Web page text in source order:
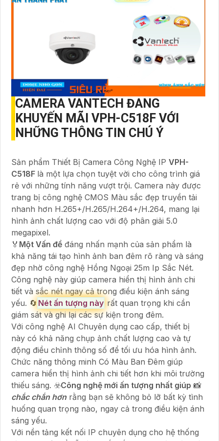
CAMERA VANTECH ĐANG
KHUYẾN MÃI VPH-C518F VỚI
NHỮNG THÔNG TIN CHÚ Ý
Sản phẩm Thiết Bị Camera Công Nghệ IP VPH-
C518F là một lựa chọn tuyệt vời cho công trình giá
rẻ với những tính năng vượt trội. Camera này được
trang bị công nghệ CMOS Màu sắc đẹp truyền tải
nhanh hơn H.265+/H.265/H.264+/H.264, mang lại
hình ảnh chất lượng cao với độ phân giải 5.0
megapixel.
️🏅️ Một Vấn đề đáng nhấn mạnh của sản phẩm là
khả năng tái tạo hình ảnh ban đêm rõ ràng và sáng
đẹp nhờ công nghệ Hồng Ngoại 25m Ip Sắc Nét.
Công nghệ này giúp camera hiển thị hình ảnh chi
tiết và sắc nét ngay cả trong điều kiện ánh sáng
yếu. 🔄 Nét ấn tượng này rất quan trọng khi cần
giám sát và ghi lại các sự kiện trong đêm.
Với công nghệ AI Chuyên dụng cao cấp, thiết bị
này có khả năng chụp ảnh chất lượng cao và tự
động điều chỉnh thông số để tối ưu hóa hình ảnh.
Chức năng thông minh Có Màu Ban Ðêm giúp
camera hiển thị hình ảnh chi tiết hơn khi môi trường
thiếu sáng. ☣️Công nghệ mới ấn tượng nhất giúp 📸
chắc chắn hơnrằng bạn sẽ không bỏ lỡ bất kỳ tình
huống quan trọng nào, ngay cả trong điều kiện ánh
sáng yếu.
Với nền tảng kết nối IP chuyên dụng cho hệ thống